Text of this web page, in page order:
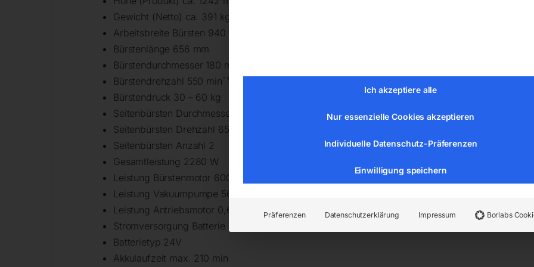
Gewicht (Netto) ca. 391 kg
Arbeitsbreite Bürsten 940 mm
Bürstenlänge 656 mm
Bürstendurchmesser 180 mm
Bürstendrehzahl 550 min¯¹
Bürstendruck 30 – 60 kg
Seitenbürsten Durchmesser 330 mm
Seitenbürsten Drehzahl 65 min¯¹
Seitenbürsten Anzahl 2
Gesamtleistung 2280 W
Leistung Bürstenmotor 600 W
Leistung Vakuumpumpe 560 W
Leistung Antriebsmotor 0,6 kW
Stromversorgung Batterie
Batterietyp 24V
Akkulaufzeit max. 210 min
Ich akzeptiere alle
Nur essenzielle Cookies akzeptieren
Individuelle Datenschutz-Präferenzen
Einwilligung speichern
Präferenzen Datenschutzerklärung Impressum Borlabs